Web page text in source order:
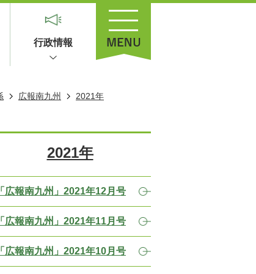
行政情報
広報南九州
2021年
2021年
「広報南九州」2021年12月号
「広報南九州」2021年11月号
「広報南九州」2021年10月号